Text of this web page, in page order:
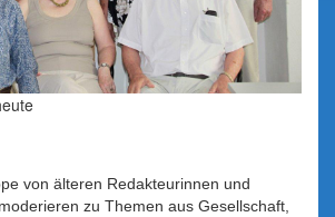
von älteren Redakteurinnen und
zu Themen aus Gesellschaft,